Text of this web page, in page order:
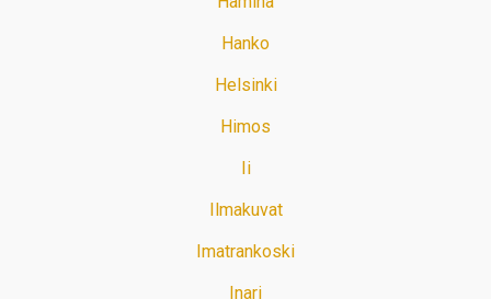
Hanko
Helsinki
Himos
Ii
Ilmakuvat
Imatrankoski
Inari